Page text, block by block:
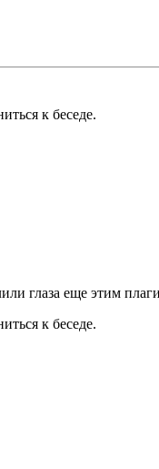
к беседе.
глаза еще этим
к беседе.